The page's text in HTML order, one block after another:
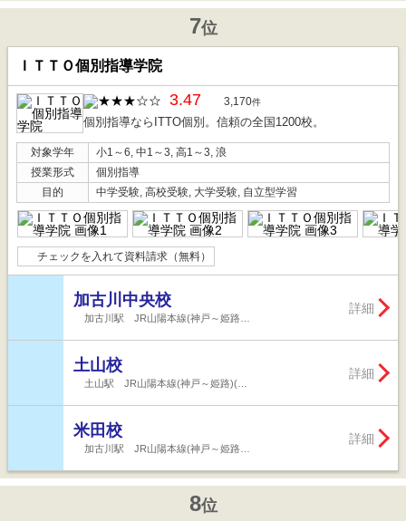
7位
ＩＴＴＯ個別指導学院
3.47 3,170件
個別指導ならITTO個別。信頼の全国1200校。
対象学年
小1～6, 中1～3, 高1～3, 浪
授業形式
個別指導
目的
中学受験, 高校受験, 大学受験, 自立型学習
チェックを入れて資料請求（無料）
加古川中央校
加古川駅 JR山陽本線(神戸～姫路…
詳細
土山校
土山駅 JR山陽本線(神戸～姫路)(…
詳細
米田校
加古川駅 JR山陽本線(神戸～姫路…
詳細
8位